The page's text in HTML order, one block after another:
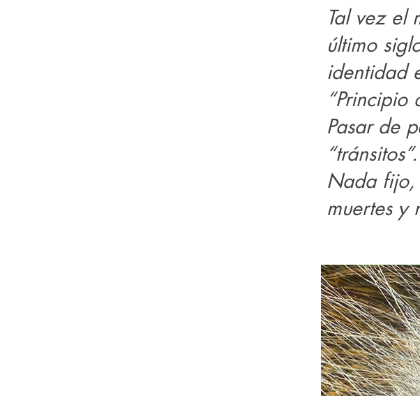
Tal vez el
último
identidad
“Principio
Pasar de
“tránsitos”.
Nada fijo,
muertes y